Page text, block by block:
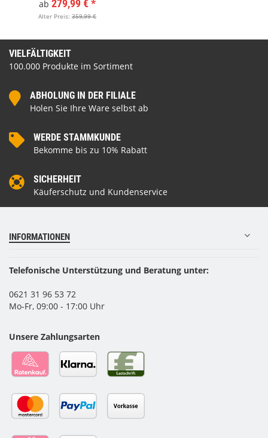
ab 279,99 €*
Alter Preis: 359,99 €
VIELFÄLTIGKEIT
100.000 Produkte im Sortiment
ABHOLUNG IN DER FILIALE
Holen Sie Ihre Ware selbst ab
WERDE STAMMKUNDE
Bekomme bis zu 10% Rabatt
SICHERHEIT
Käuferschutz und Kundenservice
INFORMATIONEN
Telefonische Unterstützung und Beratung unter:
0621 31 96 53 72
Mo-Fr, 09:00 - 17:00 Uhr
Unsere Zahlungsarten